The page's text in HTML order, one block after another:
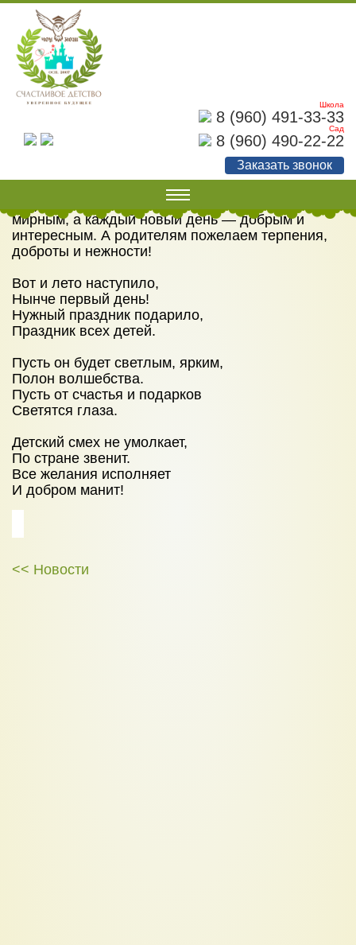
8 (960) 491-33-33
Школа
8 (960) 490-22-22
Сад
Заказать звонок
О НАС
Наши документы
Наши достижения
Советы родителям
Фотогалерея
УСЛУГИ
Детский сад
НОВОСТИ
ЦЕНЫ
С ДНЕМ ЗАЩИТЫ
С Днем защиты детей! Пусть наши дети как
можно дольше остаются детьми. Беззаботными,
веселыми, радостными. Хочется пожелать, чтобы
каждый ребенок был здоров и окружен заботой
родителей. Пусть небо над головой всегда будет
мирным, а каждый новый день — добрым и
интересным. А родителям пожелаем терпения,
доброты и нежности!
Вот и лето наступило,
Нынче первый день!
Нужный праздник подарило,
Праздник всех детей.
Пусть он будет светлым, ярким,
Полон волшебства.
Пусть от счастья и подарков
Светятся глаза.
Детский смех не умолкает,
По стране звенит.
Все желания исполняет
И добром манит!
<< Новости